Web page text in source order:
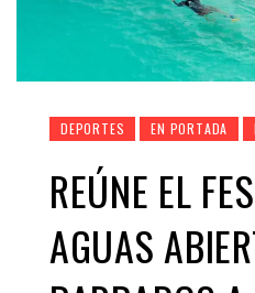
DEPORTES EN PORTADA
REÚNE EL
AGUAS